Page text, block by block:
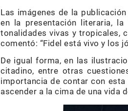
Las imágenes de la
en la presentación literaria,
tonalidades vivas y tropicales,
comentó: “Fidel está vivo y los
De igual forma, en las
citadino, entre otras
importancia de contar con
ascender a la cima de una vida